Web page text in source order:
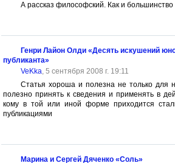
А рассказ философский. Как и
Генри Лайон Олди «Десять искушений
публиканта»
VeKka, 5 сентября 2008 г. 19:11
Статья хороша и полезна не только для
полезно принять к сведения и применять в
кому в той или иной форме приходится
публикациями
Марина и Сергей Дяченко «Соль»